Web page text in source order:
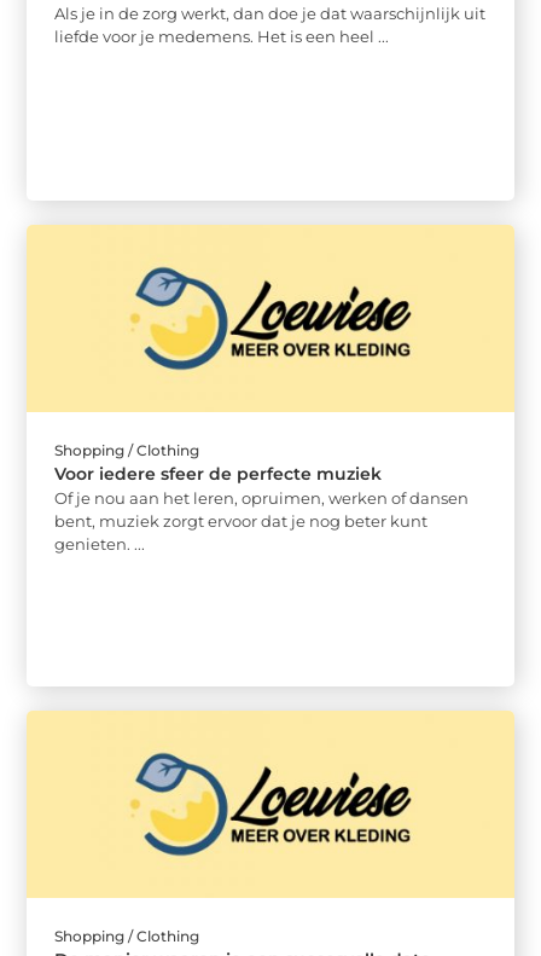
Als je in de zorg werkt, dan doe je dat waarschijnlijk uit
liefde voor je medemens. Het is een heel ...
Shopping / Clothing
Voor iedere sfeer de perfecte muziek
Of je nou aan het leren, opruimen, werken of dansen
bent, muziek zorgt ervoor dat je nog beter kunt
genieten. ...
Shopping / Clothing